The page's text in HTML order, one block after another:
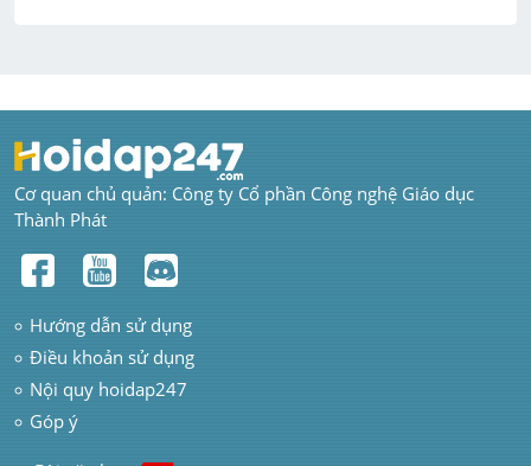
Cơ quan chủ quản: Công ty Cổ phần Công nghệ Giáo dục
Thành Phát
Hướng dẫn sử dụng
Điều khoản sử dụng
Nội quy hoidap247
Góp ý